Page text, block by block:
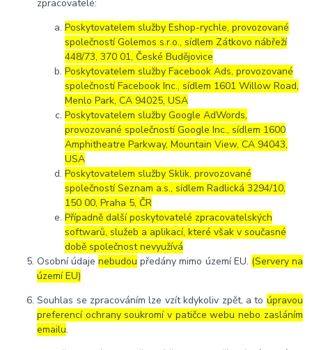
zpracovatelé:
Poskytovatelem služby Eshop-rychle, provozované
společností Golemos s.r.o., sídlem Zátkovo nábřeží
448/73, 370 01, České Budějovice
Poskytovatelem služby Facebook Ads, provozované
společností Facebook Inc., sídlem 1601 Willow Road,
Menlo Park, CA 94025, USA
Poskytovatelem služby Google AdWords,
provozované společností Google Inc., sídlem 1600
Amphitheatre Parkway, Mountain View, CA 94043,
USA
Poskytovatelem služby Sklik, provozované
společností Seznam a.s., sídlem Radlická 3294/10,
150 00, Praha 5, ČR
Případně další poskytovatelé zpracovatelských
softwarů, služeb a aplikací, které však v současné
době společnost nevyužívá
Osobní údajenebudou předány mimo území EU. (Servery na
území EU)
Souhlas se zpracováním lze vzít kdykoliv zpět, a to úpravou
preferencí ochrany soukromí v patičce webu nebo zasláním
emailu.